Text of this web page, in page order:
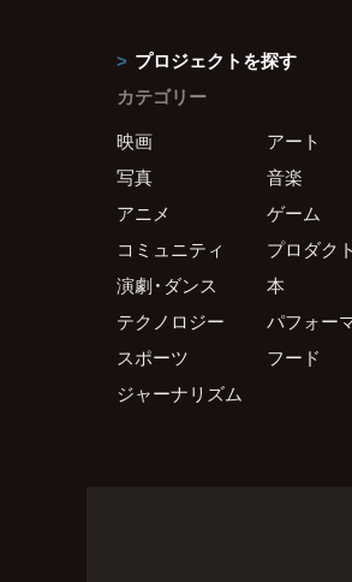
プロジェクトを探す
カテゴリー
映画
アート
写真
音楽
アニメ
ゲーム
コミュニティ
プロダクト
演劇・ダンス
本
テクノロジー
パフォー
スポーツ
フード
ジャーナリズム